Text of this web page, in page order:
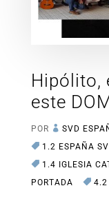
Hipólito,
este
POR SVD
1.2 ESPAÑA
1.4 IGLESIA
PORTADA
4.2